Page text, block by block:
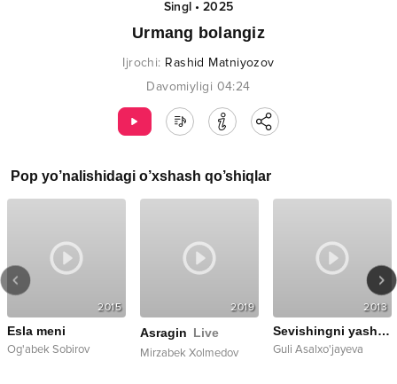
Singl•2025
Urmang bolangiz
Ijrochi: Rashid Matniyozov
Davomiyligi 04:24
Pop yo’nalishidagi o’xshash qo’shiqlar
2015
Esla meni
Og'abek Sobirov
2019
Asragin Live
Mirzabek Xolmedov
2013
Sevishingni yashirma
Guli Asalxo'jayeva